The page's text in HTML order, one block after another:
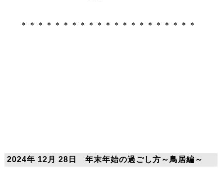
＊＊＊＊＊＊＊＊＊＊＊＊＊＊＊＊＊＊＊＊＊
2024年 12月 28日 年末年始の過ごし方～鳥居編～